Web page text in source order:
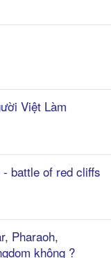
Việt Làm
battle of red cliffs
Pharaoh,
không ?